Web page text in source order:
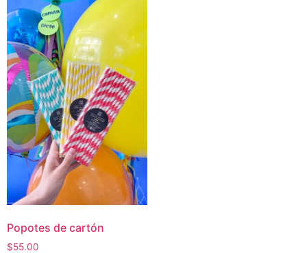
Popotes de cartón
$55.00